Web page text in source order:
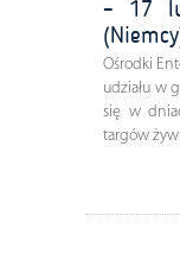
– 17
Ośrodki
udziału w
się w
targów